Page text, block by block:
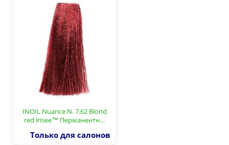
INOIL Nuance N. 7.62 Blond
red irisee™ Перманентн…
Только для салонов